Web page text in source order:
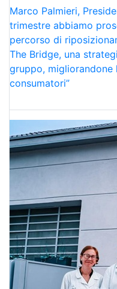
Marco Palmieri,
trimestre abbiamo
percorso di
The Bridge, una
gruppo, migliorandone
consumatori”